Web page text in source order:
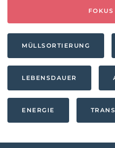
MÜLLSORTIERUNG
LEBENSDAUER
ENERGIE